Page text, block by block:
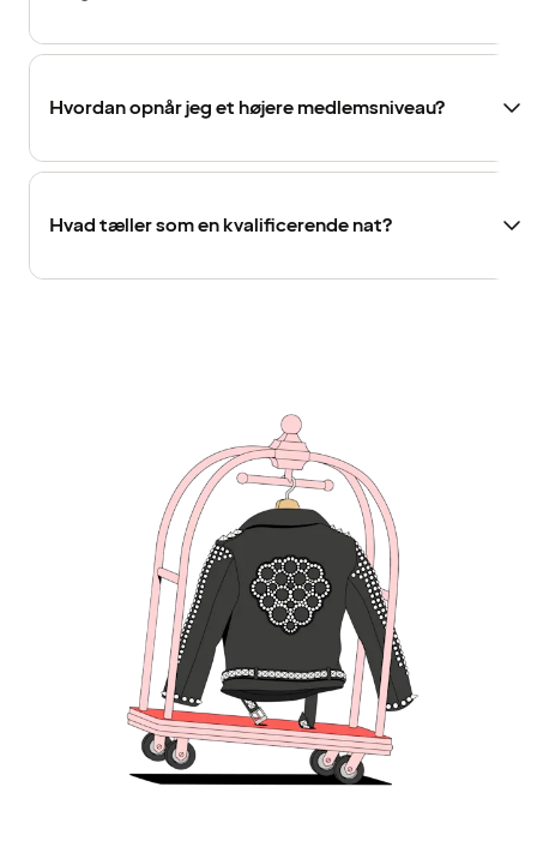
Hvordan opnår jeg et højere medlemsniveau?
Hvad tæller som en kvalificerende nat?